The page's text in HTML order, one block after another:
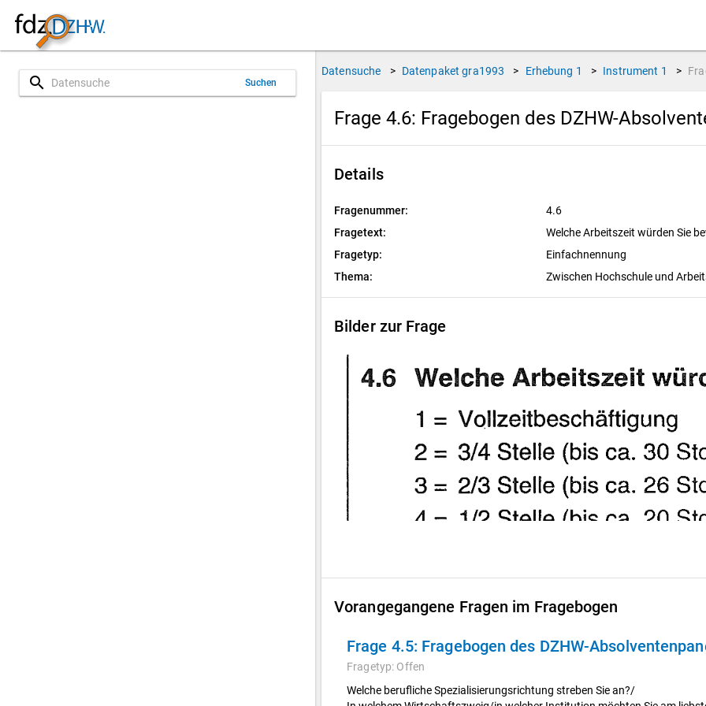
search Suchen
Datensuche > Datenpaket gra1993 > Erhebung 1 > Instrument 1 >
Frage 4.6: Fragebogen des DZHW-
Details
Fragenummer:
4.6
Fragetext:
Welche Arbeitszeit würden Sie
Fragetyp:
Einfachnennung
Thema:
Zwischen Hochschule und
Bilder zur Frage
Vorangegangene Fragen im Fragebogen
Frage 4.5: Fragebogen des DZHW-
Fragetyp: Offen
Welche berufliche Spezialisierungsrichtung streben Sie an?/